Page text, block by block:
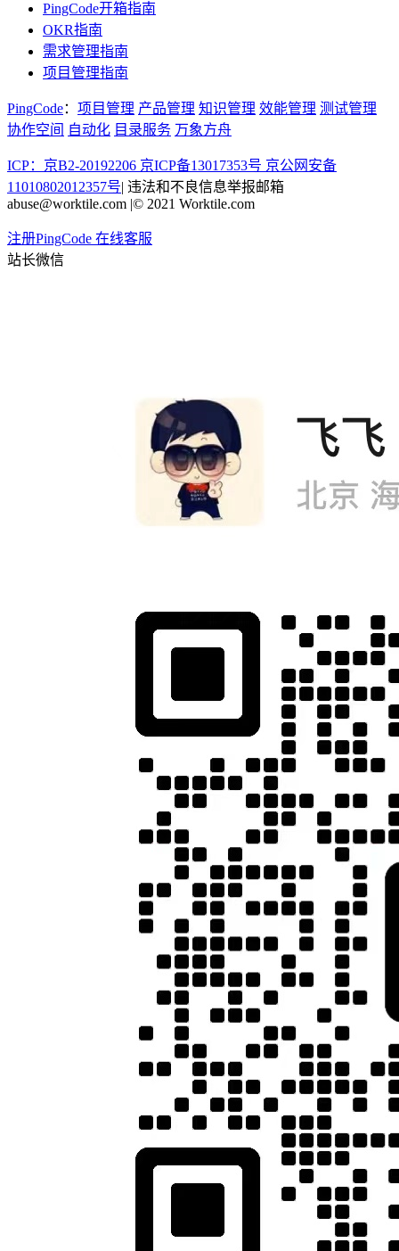
PingCode开箱指南
OKR指南
需求管理指南
项目管理指南
PingCode： 项目管理 产品管理 知识管理 效能管理 测试管理
协作空间 自动化 目录服务 万象方舟
ICP：京B2-20192206 京ICP备13017353号 京公网安备
11010802012357号| 违法和不良信息举报邮箱
abuse@worktile.com |© 2021 Worktile.com
注册PingCode 在线客服
站长微信